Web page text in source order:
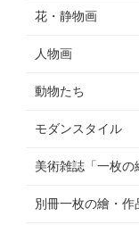
花・静物画
人物画
動物たち
モダンスタイル
美術雑誌「一枚の
別冊一枚の繪・作